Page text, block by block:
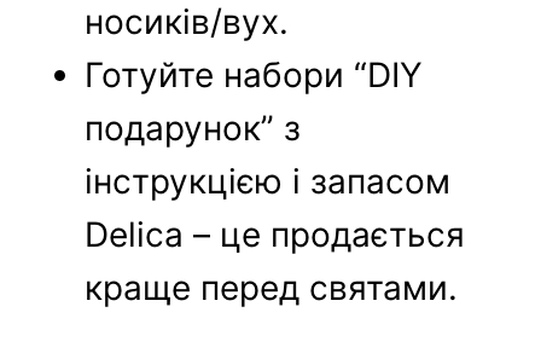
носиків/вух.
Готуйте набори “DIY
подарунок” з
інструкцією і запасом
Delica – це продається
краще перед святами.